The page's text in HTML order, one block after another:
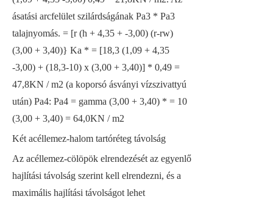
ásatási arcfelület szilárdságának Pa3 * Pa3
talajnyomás. = [r (h + 4,35 + -3,00) (r-rw)
(3,00 + 3,40)} Ka * = [18,3 (1,09 + 4,35
-3,00) + (18,3-10) x (3,00 + 3,40)] * 0,49 =
47,8KN / m2 (a koporsó ásványi vízszivattyú
után) Pa4: Pa4 = gamma (3,00 + 3,40) * = 10
(3,00 + 3,40) = 64,0KN / m2
Két acéllemez-halom tartóréteg távolság
Az acéllemez-cölöpök elrendezését az egyenlő
hajlítási távolság szerint kell elrendezni, és a
maximális hajlítási távolságot lehet